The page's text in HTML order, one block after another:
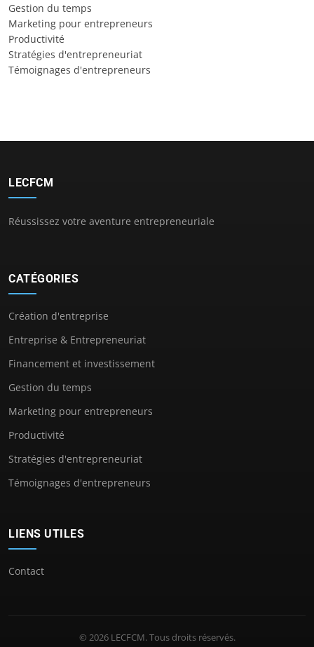
Gestion du temps
Marketing pour entrepreneurs
Productivité
Stratégies d'entrepreneuriat
Témoignages d'entrepreneurs
LECFCM
Réussissez votre aventure entrepreneuriale
CATÉGORIES
Création d'entreprise
Entreprise & Entrepreneuriat
Financement et investissement
Gestion du temps
Marketing pour entrepreneurs
Productivité
Stratégies d'entrepreneuriat
Témoignages d'entrepreneurs
LIENS UTILES
Contact
© 2026 LECFCM. Tous droits réservés.